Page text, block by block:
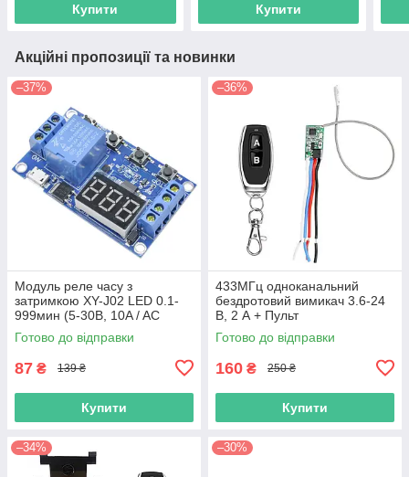
Купити Купити
Акційні пропозиції та новинки
–37%
Модуль реле часу з
затримкою XY-J02 LED 0.1-
999мин (5-30В, 10A / AC
250В)
Готово до відправки
87 ₴ 139 ₴
Купити
–36%
433МГц одноканальний
бездротовий вимикач 3.6-24
В, 2 А + Пульт
Готово до відправки
160 ₴ 250 ₴
Купити
–34% –30%